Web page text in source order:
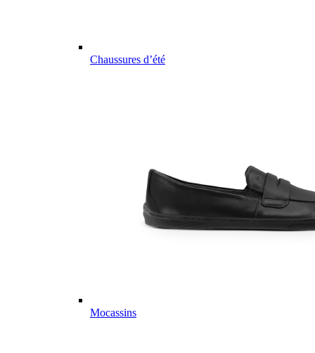
Chaussures d’été
Mocassins